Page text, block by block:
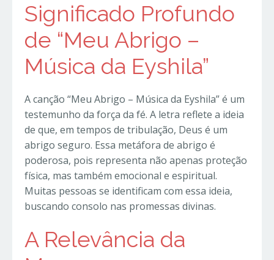
Significado Profundo
de “Meu Abrigo –
Música da Eyshila”
A canção “Meu Abrigo – Música da Eyshila” é um
testemunho da força da fé. A letra reflete a ideia
de que, em tempos de tribulação, Deus é um
abrigo seguro. Essa metáfora de abrigo é
poderosa, pois representa não apenas proteção
física, mas também emocional e espiritual.
Muitas pessoas se identificam com essa ideia,
buscando consolo nas promessas divinas.
A Relevância da